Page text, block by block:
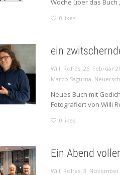
Woche über das Buch
0 likes
ein
Willi Rolfes,25. Februar
Marco Sagurna,
Neues Buch mit
Fotografiert von Willi
0 likes
Ein Abend
Willi Rolfes,3. November